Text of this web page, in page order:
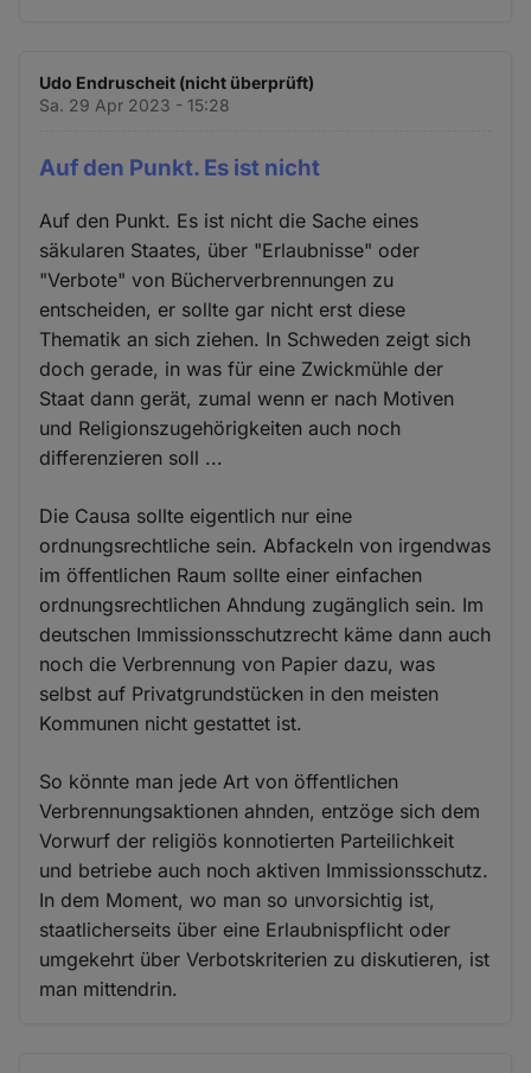
Udo Endruscheit (nicht überprüft)
Sa. 29 Apr 2023 - 15:28
Auf den Punkt. Es ist nicht
Auf den Punkt. Es ist nicht die Sache eines
säkularen Staates, über "Erlaubnisse" oder
"Verbote" von Bücherverbrennungen zu
entscheiden, er sollte gar nicht erst diese
Thematik an sich ziehen. In Schweden zeigt sich
doch gerade, in was für eine Zwickmühle der
Staat dann gerät, zumal wenn er nach Motiven
und Religionszugehörigkeiten auch noch
differenzieren soll ...
Die Causa sollte eigentlich nur eine
ordnungsrechtliche sein. Abfackeln von irgendwas
im öffentlichen Raum sollte einer einfachen
ordnungsrechtlichen Ahndung zugänglich sein. Im
deutschen Immissionsschutzrecht käme dann auch
noch die Verbrennung von Papier dazu, was
selbst auf Privatgrundstücken in den meisten
Kommunen nicht gestattet ist.
So könnte man jede Art von öffentlichen
Verbrennungsaktionen ahnden, entzöge sich dem
Vorwurf der religiös konnotierten Parteilichkeit
und betriebe auch noch aktiven Immissionsschutz.
In dem Moment, wo man so unvorsichtig ist,
staatlicherseits über eine Erlaubnispflicht oder
umgekehrt über Verbotskriterien zu diskutieren, ist
man mittendrin.